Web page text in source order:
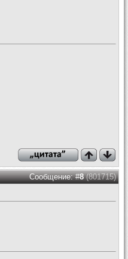
Сообщение: #8(801715)